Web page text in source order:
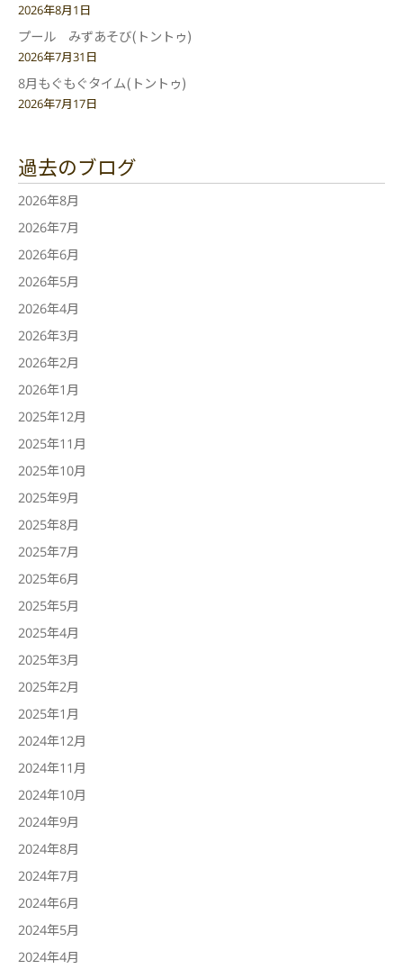
2026年8月1日
プール みずあそび(トントゥ)
2026年7月31日
8月もぐもぐタイム(トントゥ)
2026年7月17日
過去のブログ
2026年8月
2026年7月
2026年6月
2026年5月
2026年4月
2026年3月
2026年2月
2026年1月
2025年12月
2025年11月
2025年10月
2025年9月
2025年8月
2025年7月
2025年6月
2025年5月
2025年4月
2025年3月
2025年2月
2025年1月
2024年12月
2024年11月
2024年10月
2024年9月
2024年8月
2024年7月
2024年6月
2024年5月
2024年4月